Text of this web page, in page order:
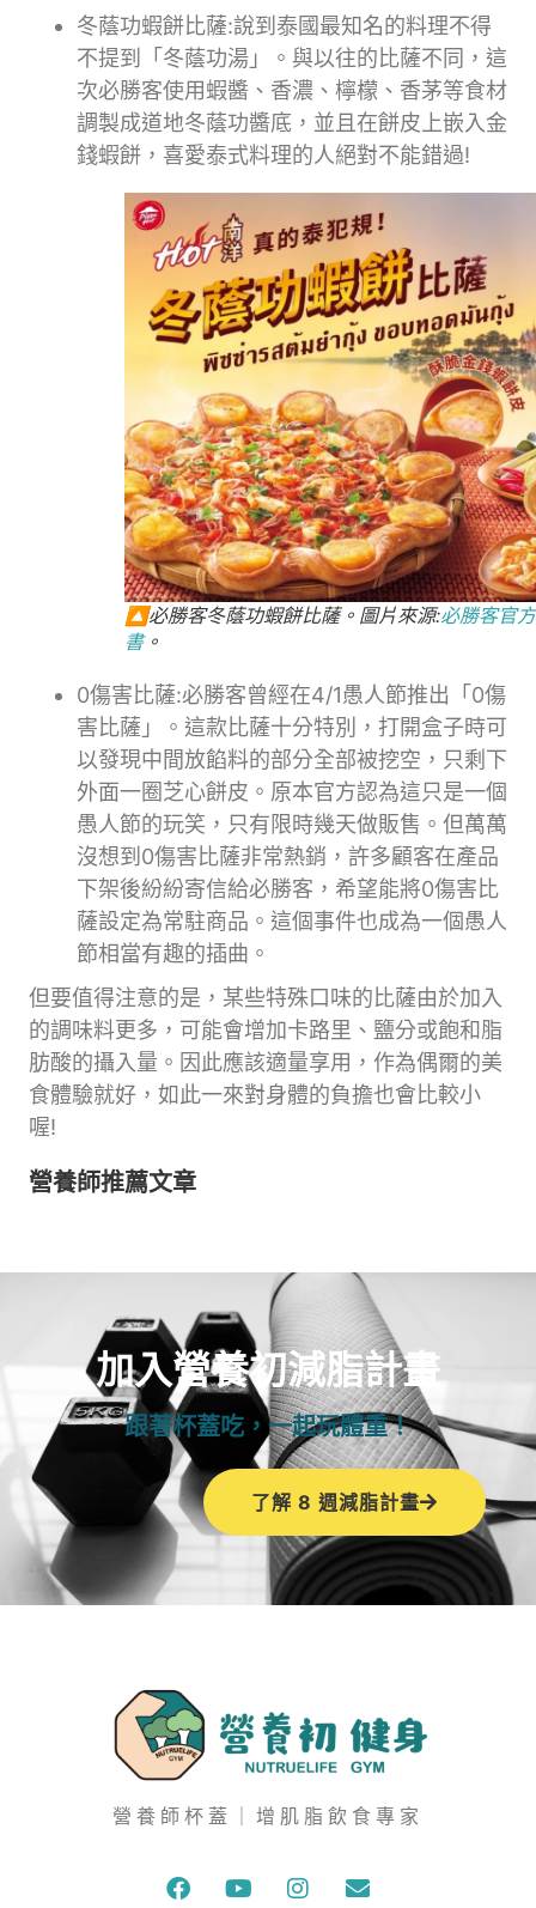
冬蔭功蝦餅比薩:說到泰國最知名的料理不得
不提到「冬蔭功湯」。與以往的比薩不同，這
次必勝客使用蝦醬、香濃、檸檬、香茅等食材
調製成道地冬蔭功醬底，並且在餅皮上嵌入金
錢蝦餅，喜愛泰式料理的人絕對不能錯過!
🔼必勝客冬蔭功蝦餅比薩。圖片來源:必勝客官
書。
0傷害比薩:必勝客曾經在4/1愚人節推出「0傷
害比薩」。這款比薩十分特別，打開盒子時可
以發現中間放餡料的部分全部被挖空，只剩下
外面一圈芝心餅皮。原本官方認為這只是一個
愚人節的玩笑，只有限時幾天做販售。但萬萬
沒想到0傷害比薩非常熱銷，許多顧客在產品
下架後紛紛寄信給必勝客，希望能將0傷害比
薩設定為常駐商品。這個事件也成為一個愚人
節相當有趣的插曲。
但要值得注意的是，某些特殊口味的比薩由於加入
的調味料更多，可能會增加卡路里、鹽分或飽和脂
肪酸的攝入量。因此應該適量享用，作為偶爾的美
食體驗就好，如此一來對身體的負擔也會比較小
喔!
營養師推薦文章
加入營養初減脂計畫
跟著杯蓋吃，一起玩體重！
了解 8 週減脂計畫
營養師杯蓋｜增肌脂飲食專家